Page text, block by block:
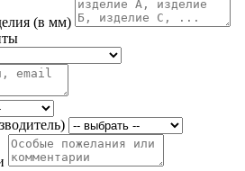
(в мм)